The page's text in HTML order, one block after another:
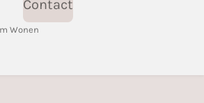
Contact
Wonen